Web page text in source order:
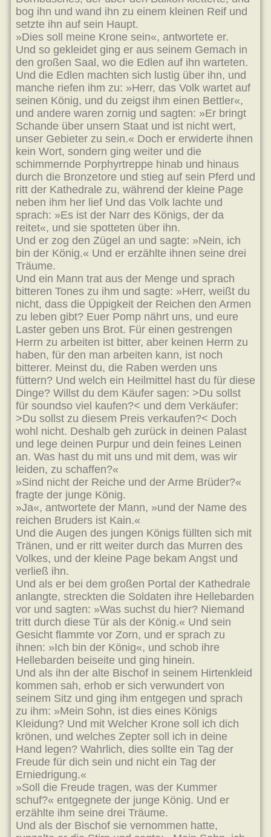
bog ihn und wand ihn zu einem kleinen Reif und
setzte ihn auf sein Haupt.
»Dies soll meine Krone sein«, antwortete er.
Und so gekleidet ging er aus seinem Gemach in
den großen Saal, wo die Edlen auf ihn warteten.
Und die Edlen machten sich lustig über ihn, und
manche riefen ihm zu: »Herr, das Volk wartet auf
seinen König, und du zeigst ihm einen Bettler«,
und andere waren zornig und sagten: »Er bringt
Schande über unsern Staat und ist nicht wert,
unser Gebieter zu sein.« Doch er erwiderte ihnen
kein Wort, sondern ging weiter und die
schimmernde Porphyrtreppe hinab und hinaus
durch die Bronzetore und stieg auf sein Pferd und
ritt der Kathedrale zu, während der kleine Page
neben ihm her lief Und das Volk lachte und
sprach: »Es ist der Narr des Königs, der da
reitet«, und sie spotteten über ihn.
Und er zog den Zügel an und sagte: »Nein, ich
bin der König.« Und er erzählte ihnen seine drei
Träume.
Und ein Mann trat aus der Menge und sprach
bitteren Tones zu ihm und sagte: »Herr, weißt du
nicht, dass die Üppigkeit der Reichen den Armen
zu leben gibt? Euer Pomp nährt uns, und eure
Laster geben uns Brot. Für einen gestrengen
Herrn zu arbeiten ist bitter, aber keinen Herrn zu
haben, für den man arbeiten kann, ist noch
bitterer. Meinst du, die Raben werden uns
füttern? Und welch ein Heilmittel hast du für diese
Dinge? Willst du dem Käufer sagen: >Du sollst
für soundso viel kaufen?< und dem Verkäufer:
>Du sollst zu diesem Preis verkaufen?< Doch
wohl nicht. Deshalb geh zurück in deinen Palast
und lege deinen Purpur und dein feines Leinen
an. Was hast du mit uns und mit dem, was wir
leiden, zu schaffen?«
»Sind nicht der Reiche und der Arme Brüder?«
fragte der junge König.
»Ja«, antwortete der Mann, »und der Name des
reichen Bruders ist Kain.«
Und die Augen des jungen Königs füllten sich mit
Tränen, und er ritt weiter durch das Murren des
Volkes, und der kleine Page bekam Angst und
verließ ihn.
Und als er bei dem großen Portal der Kathedrale
anlangte, streckten die Soldaten ihre Hellebarden
vor und sagten: »Was suchst du hier? Niemand
tritt durch diese Tür als der König.« Und sein
Gesicht flammte vor Zorn, und er sprach zu
ihnen: »Ich bin der König«, und schob ihre
Hellebarden beiseite und ging hinein.
Und als ihn der alte Bischof in seinem Hirtenkleid
kommen sah, erhob er sich verwundert von
seinem Sitz und ging ihm entgegen und sprach
zu ihm: »Mein Sohn, ist dies eines Königs
Kleidung? Und mit Welcher Krone soll ich dich
krönen, und welches Zepter soll ich in deine
Hand legen? Wahrlich, dies sollte ein Tag der
Freude für dich sein und nicht ein Tag der
Erniedrigung.«
»Soll die Freude tragen, was der Kummer
schuf?« entgegnete der junge König. Und er
erzählte ihm seine drei Träume.
Und als der Bischof sie vernommen hatte,